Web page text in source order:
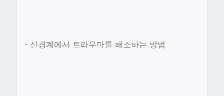
• 신경계에서 트라우마를 해소하는 방법